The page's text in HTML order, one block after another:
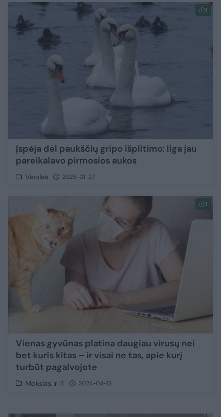
1
Įspėja dėl paukščių gripo išplitimo: liga jau
pareikalavo pirmosios aukos
Verslas 2025-01-27
1
Vienas gyvūnas platina daugiau virusų nei
bet kuris kitas – ir visai ne tas, apie kurį
turbūt pagalvojote
Mokslas ir IT 2024-04-13